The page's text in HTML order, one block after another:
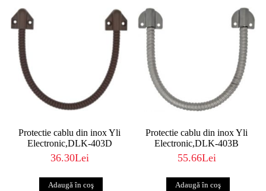
Protectie cablu din inox Yli
Electronic,DLK-403D
36.30Lei
Protectie cablu din inox Yli
Electronic,DLK-403B
55.66Lei